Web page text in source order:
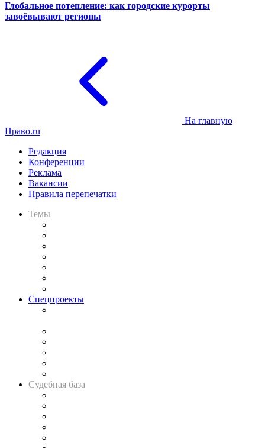
Глобальное потепление: как городские курорты
завоёвывают регионы
На главную
Право.ru
Редакция
Конференции
Реклама
Вакансии
Правила перепечатки
Темы
Спецпроекты
Судебная база